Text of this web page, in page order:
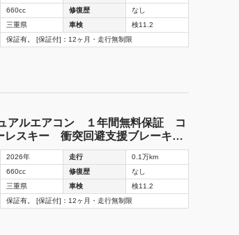
660cc 修復歴
なし
三重県 車検
検11.2
保証有。 [保証付]：12ヶ月・走行無制限
エアコン １年間無料保証 コ
レスキー 衝突回避支援ブレーキ
Ｗエアバック オートライト 元試
2026年 走行
0.1万km
660cc 修復歴
なし
三重県 車検
検11.2
保証有。 [保証付]：12ヶ月・走行無制限